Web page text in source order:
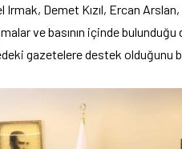
Demet Kızıl, Ercan Arslan,
ve basının içinde
gazetelere destek olduğunu